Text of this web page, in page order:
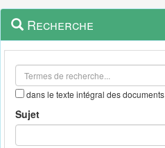
Navigation
outils
Menu
contextuel
Recherche
dans le texte intégral des documents
Sujet